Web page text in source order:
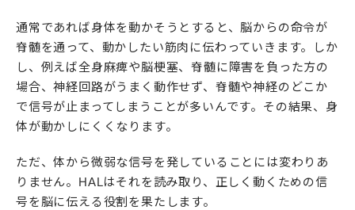
通常であれば身体を動かそうとすると、脳からの命令が
脊髄を通って、動かしたい筋肉に伝わっていきます。しか
し、例えば全身麻痺や脳梗塞、脊髄に障害を負った方の
場合、神経回路がうまく動作せず、脊髄や神経のどこか
で信号が止まってしまうことが多いんです。その結果、身
体が動かしにくくなります。
ただ、体から微弱な信号を発していることには変わりあ
りません。HALはそれを読み取り、正しく動くための信
号を脳に伝える役割を果たします。